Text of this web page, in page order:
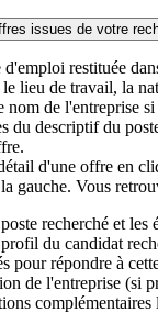
issues de votre
restituée
lieu de travail, la
nom de l'entreprise
du descriptif du
d'une offre en
gauche. Vous
recherché et les
du candidat
pour répondre à
de l'entreprise (si
complémentaires